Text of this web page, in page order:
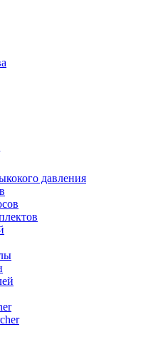
давления